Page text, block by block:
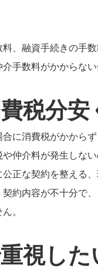
、融資手続きの手
手数料がかからない
税分
に消費税がかから
仲介料が発生しな
正な契約を整える
約内容が不十分で
。
視した